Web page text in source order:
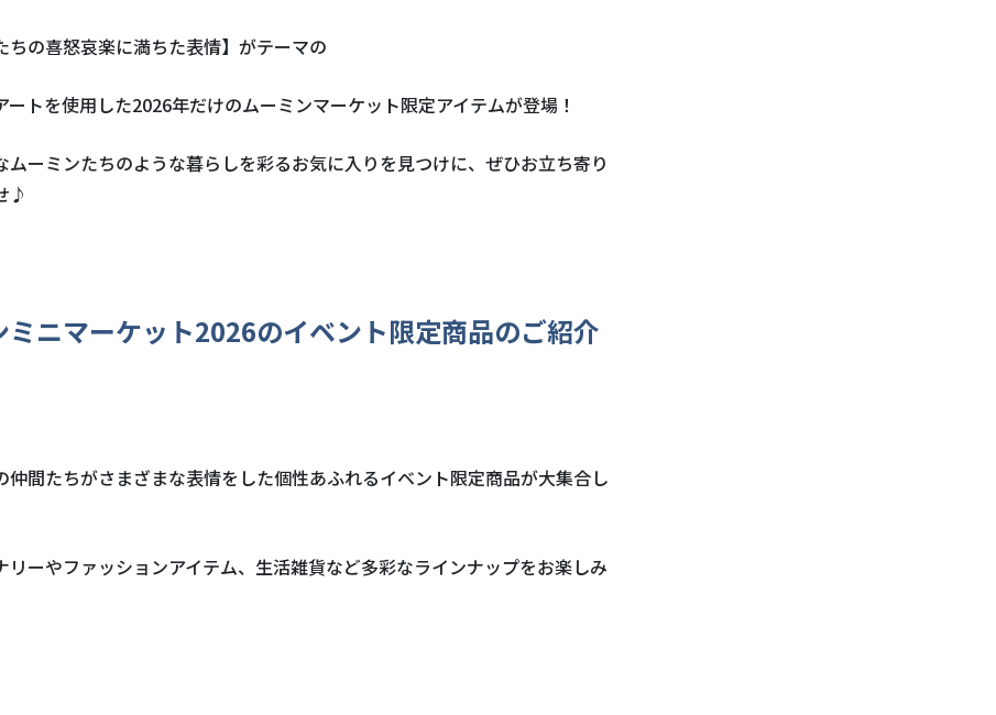
ちの喜怒哀楽に満ちた表情】がテーマの
ートを使用した2026年だけのムーミンマーケット限定アイテムが登場！
ムーミンたちのような暮らしを彩るお気に入りを見つけに、ぜひお立ち寄り
♪
ミニマーケット2026のイベント限定商品のご紹介
仲間たちがさまざまな表情をした個性あふれるイベント限定商品が大集合し
リーやファッションアイテム、生活雑貨など多彩なラインナップをお楽しみ